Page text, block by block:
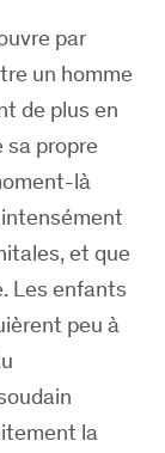
par
un homme
de plus en
sa propre
là
et que
Les enfants
peu à
la